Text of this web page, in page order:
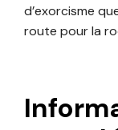
d’exorcisme
route pour la